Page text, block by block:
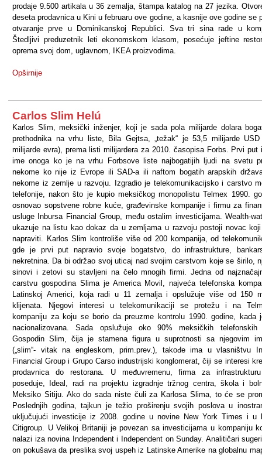
prodaje 9.500 artikala u 36 zemalja, štampa katalog na 27 jezika.
deseta prodavnica u Kini u februaru ove godine, a kasnije ove godine se
otvaranje prve u Dominikanskoj Republici. Sva tri sina rade u
Štedljivi preduzetnik leti ekonomskom klasom, posećuje jeftine
oprema svoj dom, uglavnom, IKEA proizvodima.
Opširnije
Carlos Slim Helú
Karlos Slim, meksički inženjer, koji je sada pola milijarde dolara
prethodnika na vrhu liste, Bila Gejtsa, „težak“ je 53,5 milijarde USD
milijarde evra), prema listi milijardera za 2010. časopisa Forbs. Prvi put
ime onoga ko je na vrhu Forbsove liste najbogatijih ljudi na svetu
nekome ko nije iz Evrope ili SAD-a ili naftom bogatih arapskih
nekome iz zemlje u razvoju. Izgradio je telekomunikacijsko i carstvo
telefonije, nakon što je kupio meksičkog monopolistu Telmex 1990.
osnovao sopstvene robne kuće, građevinske kompanije i firmu za
usluge Inbursa Financial Group, među ostalim investicijama. Wealth-
ukazuje na listu kao dokaz da u zemljama u razvoju postoji novac
napraviti. Karlos Slim kontroliše više od 200 kompanija, od
gde je prvi put napravio svoje bogatstvo, do infrastrukture,
nekretnina. Da bi održao svoj uticaj nad svojim carstvom koje se širilo,
sinovi i zetovi su stavljeni na čelo mnogih firmi. Jedna od
carstvu gospodina Slima je America Movil, najveća telefonska
Latinskoj Americi, koja radi u 11 zemalja i opslužuje više od 150
klijenata. Njegovi interesi u telekomunikaciji se protežu i na
kompaniju za koju se borio da preuzme kontrolu 1990. godine, kada
nacionalizovana. Sada opslužuje oko 90% meksičkih telefonskih
Gospodin Slim, čija je stamena figura u suprotnosti sa njegovim
(„slim“- vitak na engleskom, prim.prev.), takođe ima u vlasništvu
Financial Group i Grupo Carso industrijski konglomerat, čiji se interesi
prodavnica do restorana. U međuvremenu, firma za
poseduje, Ideal, radi na projektu izgradnje tržnog centra, škola i
Meksiko Sitiju. Ako do sada niste čuli za Karlosa Slima, to će se
Poslednjih godina, tajkun je težio proširenju svojih poslova u
uključujući investicije iz 2008. godine u novine New York Times i u
Citigroup. U Velikoj Britaniji je povezan sa investicijama u kompaniju
nalazi iza novina Independent i Independent on Sunday. Analitičari
on pokušava da preslika svoj uspeh iz Latinske Amerike na globalnu